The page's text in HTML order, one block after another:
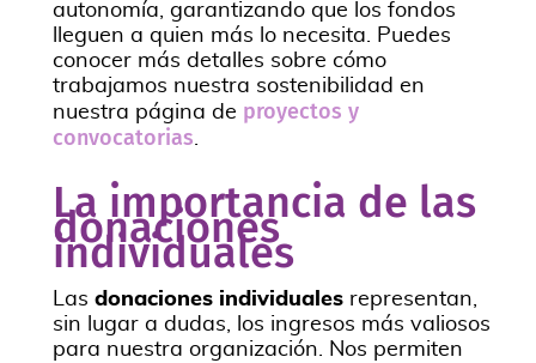
autonomía, garantizando que los fondos
lleguen a quien más lo necesita. Puedes
conocer más detalles sobre cómo
trabajamos nuestra sostenibilidad en
nuestra página de proyectos y
convocatorias.
La importancia de las
donaciones
individuales
Las donaciones individuales representan,
sin lugar a dudas, los ingresos más valiosos
para nuestra organización. Nos permiten